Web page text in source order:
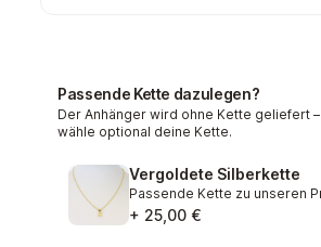
Passende Kette dazulegen?
Der Anhänger wird ohne Kette geliefert –
wähle optional deine Kette.
Vergoldete Silberkette
+ 25,00 €